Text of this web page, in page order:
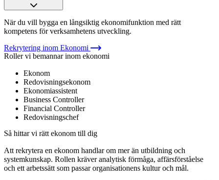
När du vill bygga en långsiktig ekonomifunktion med rätt
kompetens för verksamhetens utveckling.
Rekrytering inom Ekonomi
Roller vi bemannar inom ekonomi
Ekonom
Redovisningsekonom
Ekonomiassistent
Business Controller
Financial Controller
Redovisningschef
Så hittar vi rätt ekonom till dig
Att rekrytera en ekonom handlar om mer än utbildning och
systemkunskap. Rollen kräver analytisk förmåga, affärsförståelse
och ett arbetssätt som passar organisationens kultur och mål.